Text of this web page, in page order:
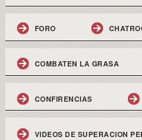
FORO
COMBATEN LA GRASA
CONFIRENCIAS
VIDEOS DE SUPERACION